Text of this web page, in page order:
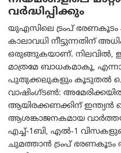
വർദ്ധിപ്പിക്കും
യുഎസിലെ ട്രംപ് ഭരണകൂടം
കാലാവധി നീട്ടുന്നതിന്
ഒരുങ്ങുകയാണ്. നിലവിൽ,
മാത്രമേ ബാധകമാകൂ,
പുതുക്കലുകളും കൂടുതൽ
വാഷിംഗ്ടണ്‍:
ആയിരക്കണക്കിന്
ആശങ്കാജനകമായ
എച്ച്-1ബി, എൽ-1
ചുമത്താൻ ട്രംപ് ഭരണകൂടം